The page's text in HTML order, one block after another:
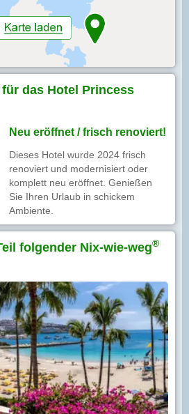
das Hotel Princess
Neu eröffnet / frisch renoviert!
Dieses Hotel wurde 2024 frisch
renoviert und modernisiert oder
komplett neu eröffnet. Genießen
Sie Ihren Urlaub in schickem
Ambiente.
folgender Nix-wie-weg®